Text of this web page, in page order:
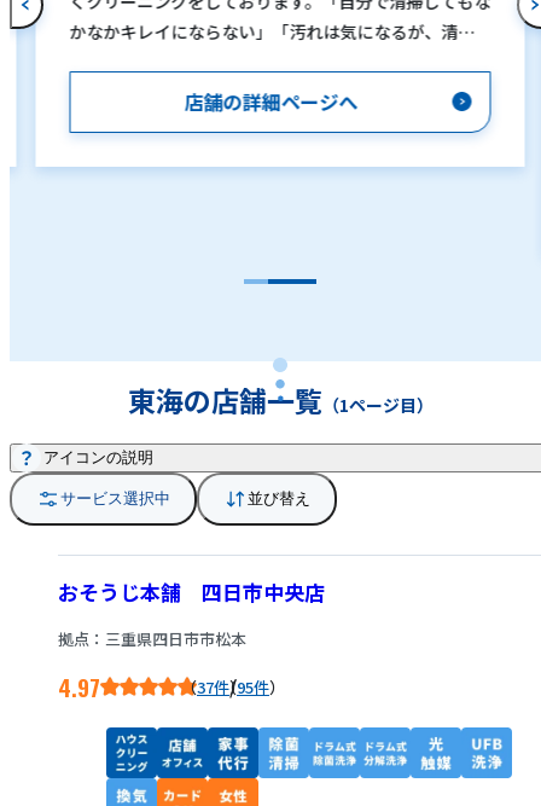
かなかキレイにならない」「汚れは気になるが、清掃
ような悩みや疑問を持っているお客様のお手伝いをす
るのが私達おそうじ本舗のクリーニングサービスです。
店舗の詳細ページへ
東海の店舗一覧 （1ページ目）
サービス選択中 並び替え
アイコンの説明
おそうじ本舗 四日市中央店
拠点：三重県四日市市松本
4.97 37件/95件